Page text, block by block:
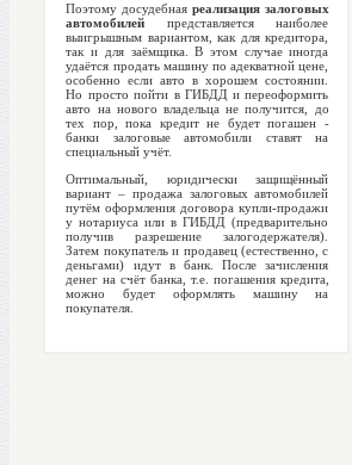
Поэтому досудебная реализация залоговых
автомобилей представляется наиболее
выигрышным вариантом, как для кредитора,
так и для заёмщика. В этом случае иногда
удаётся продать машину по адекватной цене,
особенно если авто в хорошем состоянии.
Но просто пойти в ГИБДД и переоформить
авто на нового владельца не получится, до
тех пор, пока кредит не будет погашен -
банки залоговые автомобили ставят на
специальный учёт.
Оптимальный, юридически защищённый
вариант – продажа залоговых автомобилей
путём оформления договора купли-продажи
у нотариуса или в ГИБДД (предварительно
получив разрешение залогодержателя).
Затем покупатель и продавец (естественно, с
деньгами) идут в банк. После зачисления
денег на счёт банка, т.е. погашения кредита,
можно будет оформлять машину на
покупателя.